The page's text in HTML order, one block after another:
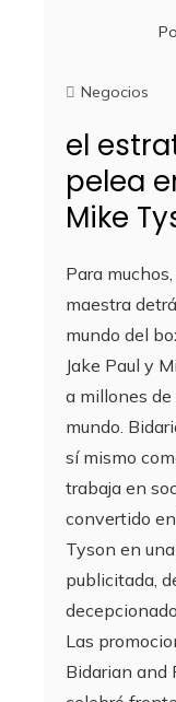
Negocios
el
pelea
Mike
Para
maestra
mundo del
Jake Paul y
a millones
mundo.
sí mismo
trabaja en
convertido
Tyson en
publicitada,
Las
Bidarian and